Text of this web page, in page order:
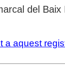
del
a aquest